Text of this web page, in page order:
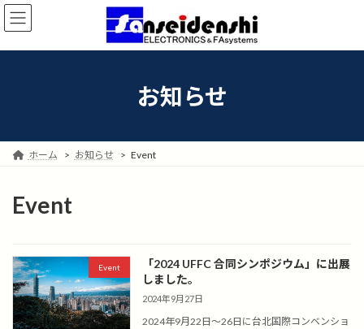
コ
ン
ナ
ビ
お知らせ
ホーム お知らせ Event
Event
Event
「2024 UFFC 合同シンポジウム」に出展
しました。
2024年9月27日
2024年9月22日～26日に台北国際コンベンショ